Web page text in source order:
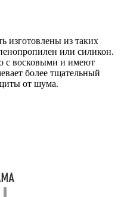
изготовлены из таких
или силикон.
с восковыми и имеют
более тщательный
от шума.
которые могут